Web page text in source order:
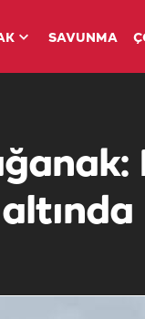
SAVUNMA